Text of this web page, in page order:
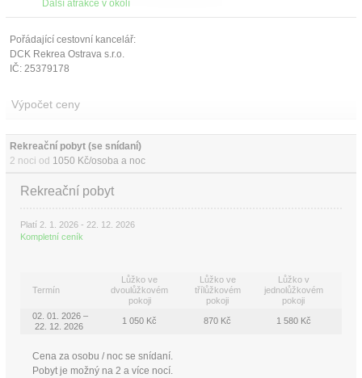
Další atrakce v okolí
Pořádající cestovní kancelář:
DCK Rekrea Ostrava s.r.o.
IČ: 25379178
Výpočet ceny
Rekreační pobyt (se snídaní)
2 noci od 1050 Kč/osoba a noc
Rekreační pobyt
Platí 2. 1. 2026 - 22. 12. 2026
Kompletní ceník
Termín
Lůžko ve
dvoulůžkovém
pokoji
Lůžko ve
třílůžkovém
pokoji
Lůžko v
jednolůžkovém
pokoji
02. 01. 2026 –
22. 12. 2026
1 050 Kč 870 Kč 1 580 Kč
Cena za osobu / noc se snídaní.
Pobyt je možný na 2 a více nocí.